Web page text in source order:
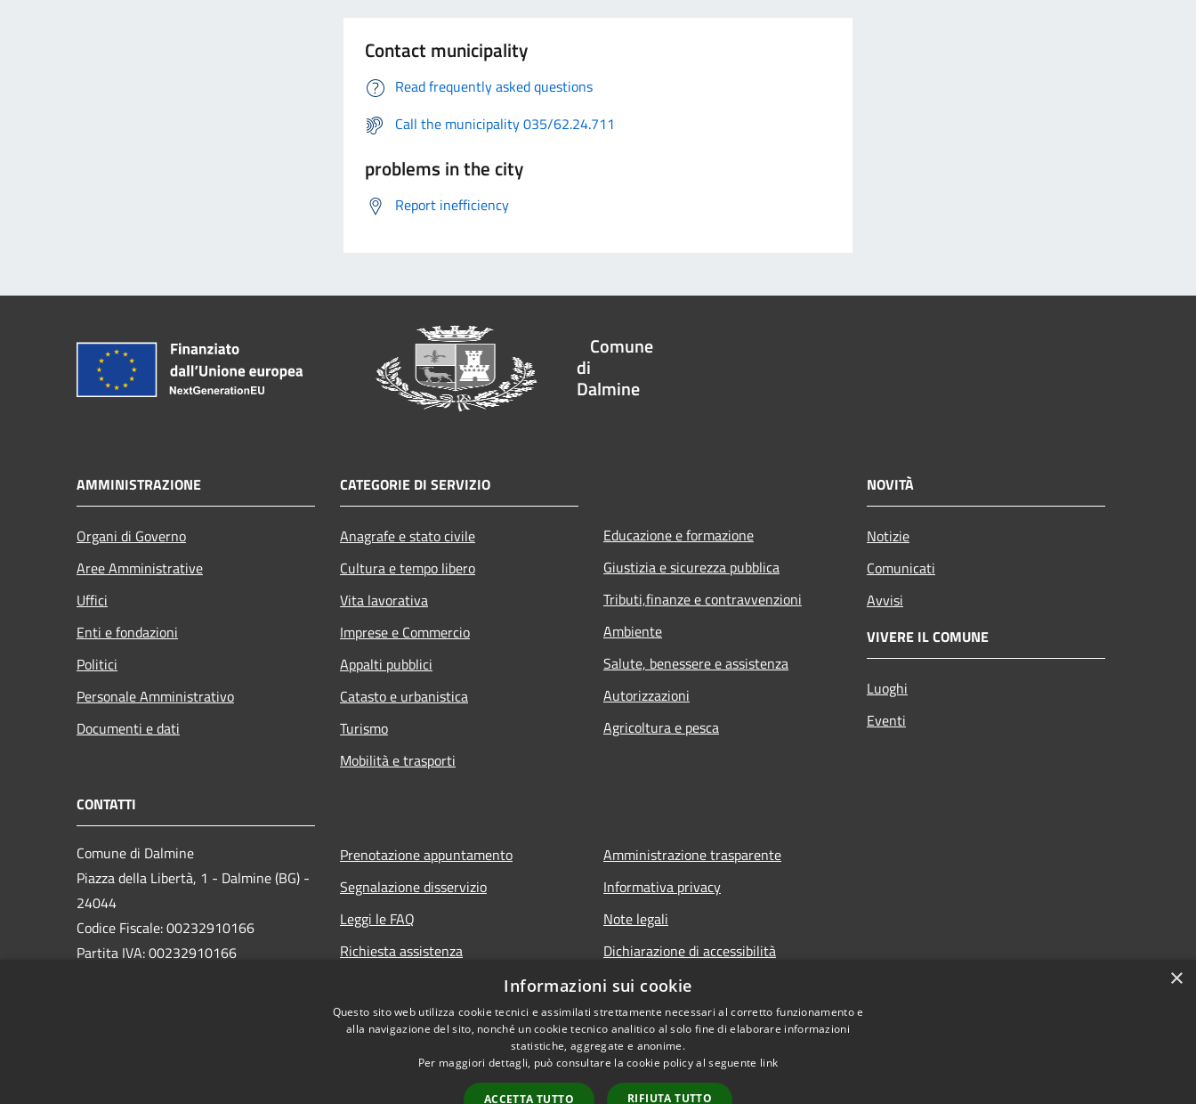
Contact municipality
Read frequently asked questions
Call the municipality 035/62.24.711
problems in the city
Report inefficiency
Comune
di
Dalmine
AMMINISTRAZIONE
Organi di Governo
Aree Amministrative
Uffici
Enti e fondazioni
Politici
Personale Amministrativo
Documenti e dati
CATEGORIE DI SERVIZIO
Anagrafe e stato civile
Cultura e tempo libero
Vita lavorativa
Imprese e Commercio
Appalti pubblici
Catasto e urbanistica
Turismo
Mobilità e trasporti
Educazione e formazione
Giustizia e sicurezza pubblica
Tributi,finanze e contravvenzioni
Ambiente
Salute, benessere e assistenza
Autorizzazioni
Agricoltura e pesca
NOVITÀ
Notizie
Comunicati
Avvisi
VIVERE IL COMUNE
Luoghi
Eventi
CONTATTI
Comune di Dalmine
Piazza della Libertà, 1 - Dalmine (BG) -
24044
Codice Fiscale: 00232910166
Partita IVA: 00232910166
Prenotazione appuntamento
Segnalazione disservizio
Leggi le FAQ
Richiesta assistenza
Amministrazione trasparente
Informativa privacy
Note legali
Dichiarazione di accessibilità
Piano di miglioramento del sito
×
Informazioni sui cookie
Questo sito web utilizza cookie tecnici e assimilati strettamente necessari al corretto funzionamento e
alla navigazione del sito, nonché un cookie tecnico analitico al solo fine di elaborare informazioni
statistiche, aggregate e anonime.
Per maggiori dettagli, può consultare la cookie policy al seguente link
ACCETTA TUTTO RIFIUTA TUTTO